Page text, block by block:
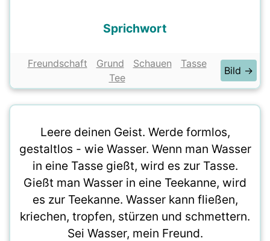
Sprichwort
Freundschaft Grund Schauen
Tasse
Tee
Bild →
Leere deinen Geist. Werde formlos,
gestaltlos - wie Wasser. Wenn man Wasser
in eine Tasse gießt, wird es zur Tasse.
Gießt man Wasser in eine Teekanne, wird
es zur Teekanne. Wasser kann fließen,
kriechen, tropfen, stürzen und schmettern.
Sei Wasser, mein Freund.